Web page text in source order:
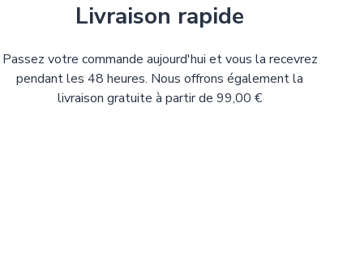
Livraison rapide
Passez votre commande aujourd'hui et vous la recevrez
pendant les 48 heures. Nous offrons également la
livraison gratuite à partir de 99,00 €